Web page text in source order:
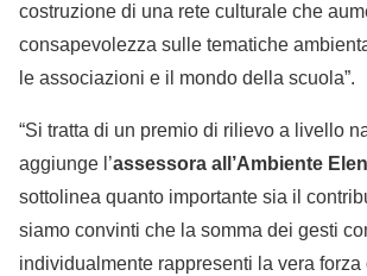
costruzione di una rete culturale che
consapevolezza sulle tematiche
le associazioni e il mondo della scuola”.
“Si tratta di un premio di rilievo a livello
aggiunge l’assessora all’Ambiente
sottolinea quanto importante sia il
siamo convinti che la somma dei gesti
individualmente rappresenti la vera